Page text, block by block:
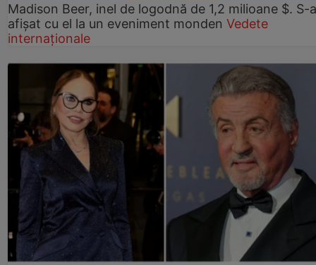
Madison Beer, inel de logodnă de 1,2 milioane $. S-a
afișat cu el la un eveniment monden Vedete
internaționale